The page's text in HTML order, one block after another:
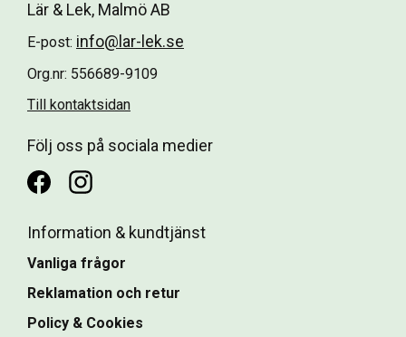
Lär & Lek, Malmö AB
E-post: info@lar-lek.se
Org.nr: 556689-9109
Till kontaktsidan
Följ oss på sociala medier
Information & kundtjänst
Vanliga frågor
Reklamation och retur
Policy & Cookies